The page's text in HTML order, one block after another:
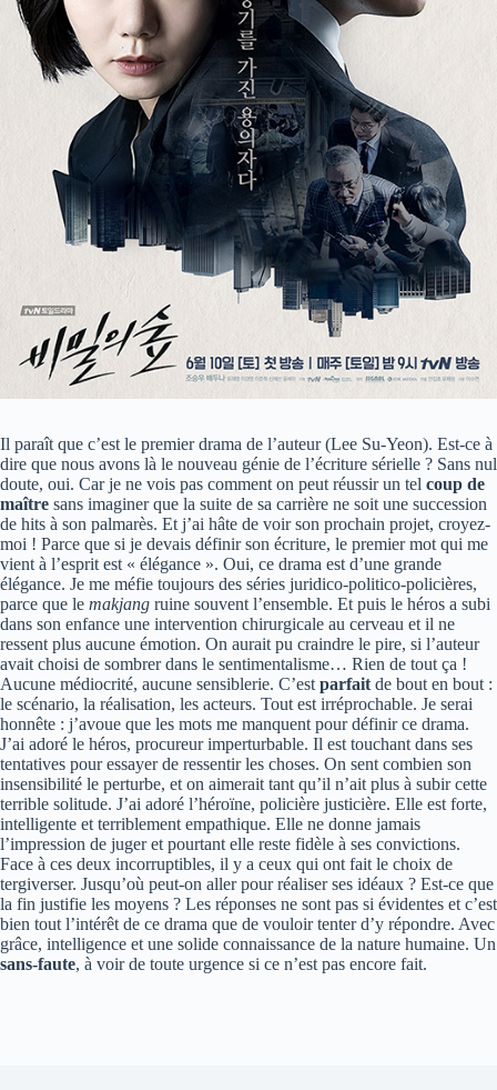
Il paraît que c’est le premier drama de l’auteur (Lee Su-Yeon). Est-ce à
dire que nous avons là le nouveau génie de l’écriture sérielle ? Sans nul
doute, oui. Car je ne vois pas comment on peut réussir un tel coup de
maître sans imaginer que la suite de sa carrière ne soit une succession
de hits à son palmarès. Et j’ai hâte de voir son prochain projet, croyez-
moi ! Parce que si je devais définir son écriture, le premier mot qui me
vient à l’esprit est « élégance ». Oui, ce drama est d’une grande
élégance. Je me méfie toujours des séries juridico-politico-policières,
parce que le makjang ruine souvent l’ensemble. Et puis le héros a subi
dans son enfance une intervention chirurgicale au cerveau et il ne
ressent plus aucune émotion. On aurait pu craindre le pire, si l’auteur
avait choisi de sombrer dans le sentimentalisme… Rien de tout ça !
Aucune médiocrité, aucune sensiblerie. C’est parfait de bout en bout :
le scénario, la réalisation, les acteurs. Tout est irréprochable. Je serai
honnête : j’avoue que les mots me manquent pour définir ce drama.
J’ai adoré le héros, procureur imperturbable. Il est touchant dans ses
tentatives pour essayer de ressentir les choses. On sent combien son
insensibilité le perturbe, et on aimerait tant qu’il n’ait plus à subir cette
terrible solitude. J’ai adoré l’héroïne, policière justicière. Elle est forte,
intelligente et terriblement empathique. Elle ne donne jamais
l’impression de juger et pourtant elle reste fidèle à ses convictions.
Face à ces deux incorruptibles, il y a ceux qui ont fait le choix de
tergiverser. Jusqu’où peut-on aller pour réaliser ses idéaux ? Est-ce que
la fin justifie les moyens ? Les réponses ne sont pas si évidentes et c’est
bien tout l’intérêt de ce drama que de vouloir tenter d’y répondre. Avec
grâce, intelligence et une solide connaissance de la nature humaine. Un
sans-faute, à voir de toute urgence si ce n’est pas encore fait.